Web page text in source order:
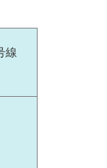
線